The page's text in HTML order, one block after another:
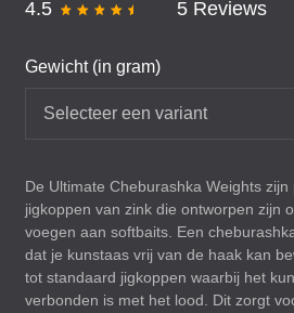
4.5 5 Reviews
Gewicht (in gram)
Selecteer een variant
De Ultimate Cheburashka Weights
jigkoppen van zink die ontworpen zijn
voegen aan softbaits. Een
dat je kunstaas vrij van de haak kan
tot standaard jigkoppen waarbij het
verbonden is met het lood. Dit zorgt